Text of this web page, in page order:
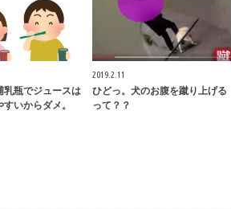
乳瓶でジュースは
いからダメ。
2019.2.11
ひどっ。犬のお腹を蹴り上げる
って？？